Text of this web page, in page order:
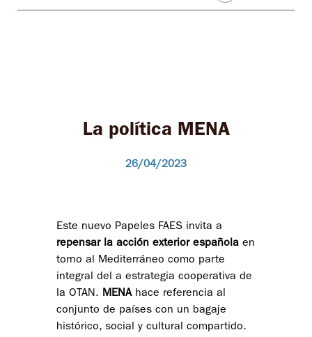
La política MENA
26/04/2023
Este nuevo Papeles FAES invita a
repensar la acción exterior españolaen
torno al Mediterráneo como parte
integral del a estrategia cooperativa de
la OTAN. MENA hace referencia al
conjunto de países con un bagaje
histórico, social y cultural compartido.